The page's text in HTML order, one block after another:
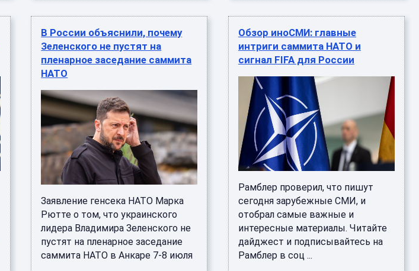
В России объяснили, почему
Зеленского не пустят на
пленарное заседание саммита
НАТО
Заявление генсека НАТО Марка
Рютте о том, что украинского
лидера Владимира Зеленского не
пустят на пленарное заседание
саммита НАТО в Анкаре 7-8 июля
Обзор иноСМИ: главные
интриги саммита НАТО и
сигнал FIFA для России
Рамблер проверил, что пишут
сегодня зарубежные СМИ, и
отобрал самые важные и
интересные материалы. Читайте
дайджест и подписывайтесь на
Рамблер в соц ...